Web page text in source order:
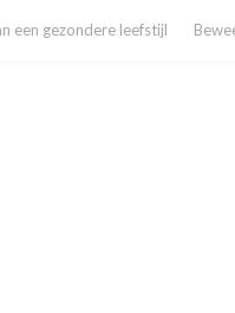
een gezondere leefstijl